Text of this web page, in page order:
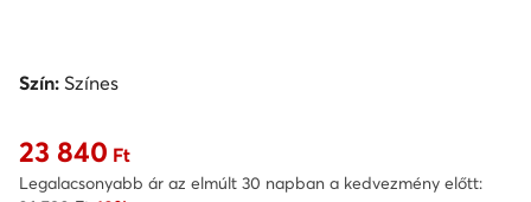
Szín: Színes
Aktuális ár 23 840 Ft
23 840 Ft
Legalacsonyabb ár az elmúlt 30 napban a kedvezmény előtt: